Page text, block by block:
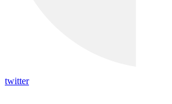
twitter